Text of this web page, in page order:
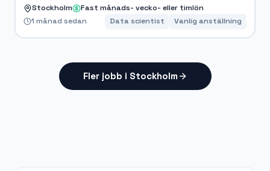
Stockholm
Fast månads- vecko- eller timlön
1 månad sedan
Data scientist Vanlig anställning
Fler jobb i Stockholm